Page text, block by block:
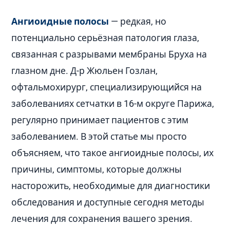
Ангиоидные полосы — редкая, но
потенциально серьёзная патология глаза,
связанная с разрывами мембраны Бруха на
глазном дне. Д-р Жюльен Гозлан,
офтальмохирург, специализирующийся на
заболеваниях сетчатки в 16-м округе Парижа,
регулярно принимает пациентов с этим
заболеванием. В этой статье мы просто
объясняем, что такое ангиоидные полосы, их
причины, симптомы, которые должны
насторожить, необходимые для диагностики
обследования и доступные сегодня методы
лечения для сохранения вашего зрения.